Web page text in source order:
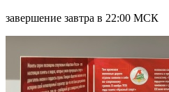
завершение завтра в 22:00 МСК